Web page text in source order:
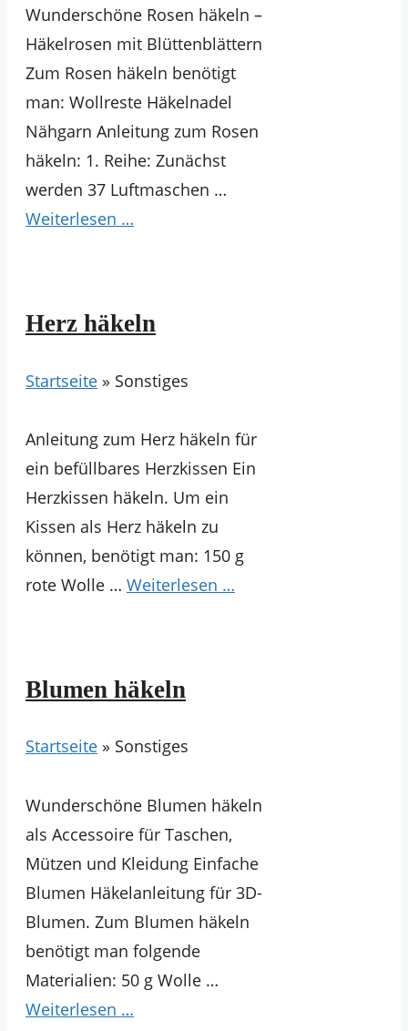
Wunderschöne Rosen häkeln –
Häkelrosen mit Blüttenblättern
Zum Rosen häkeln benötigt
man: Wollreste Häkelnadel
Nähgarn Anleitung zum Rosen
häkeln: 1. Reihe: Zunächst
werden 37 Luftmaschen …
Weiterlesen …
Herz häkeln
Startseite » Sonstiges
Anleitung zum Herz häkeln für
ein befüllbares Herzkissen Ein
Herzkissen häkeln. Um ein
Kissen als Herz häkeln zu
können, benötigt man: 150 g
rote Wolle … Weiterlesen …
Blumen häkeln
Startseite » Sonstiges
Wunderschöne Blumen häkeln
als Accessoire für Taschen,
Mützen und Kleidung Einfache
Blumen Häkelanleitung für 3D-
Blumen. Zum Blumen häkeln
benötigt man folgende
Materialien: 50 g Wolle …
Weiterlesen …